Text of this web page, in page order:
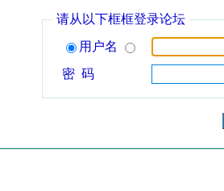
请从以下框框登录论坛
用户名
密 码